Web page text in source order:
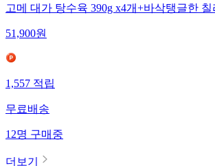
고메 대가 탕수육 390g x4개+바삭탱글한 칠
51,900원
1,557적립
무료배송
12명구매중